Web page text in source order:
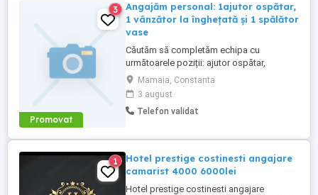
Promovat
3
Angajăm personal: 1ajutor ospătar,
1 vânzător la înghețată și 1 spălător
vase
Căutăm să completăm echipa cu
următoarele poziții: ajutor ospătar,
vânzător la înghețată și spălător vase.
Candidații ideali trebuie să demonstreze
seriozitate, responsabilitate și abilitatea
de a lucra eficient în echipă. Pentru postul
bune de comunicare, atitudine ...
Mamaia, Constanta
3 august
Telefon validat
1
Hotel prestige costinesti angajare
camarist 4000 6000lei
Hotel prestige costinesti angajare